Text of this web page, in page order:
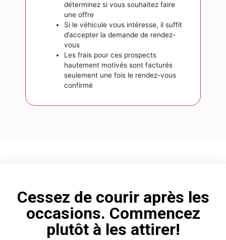
déterminez si vous souhaitez faire
une offre
Si le véhicule vous intéresse, il suffit
d’accepter la demande de rendez-
vous
Les frais pour ces prospects
hautement motivés sont facturés
seulement une fois le rendez-vous
confirmé
Cessez de courir après les
occasions. Commencez
plutôt à les attirer!